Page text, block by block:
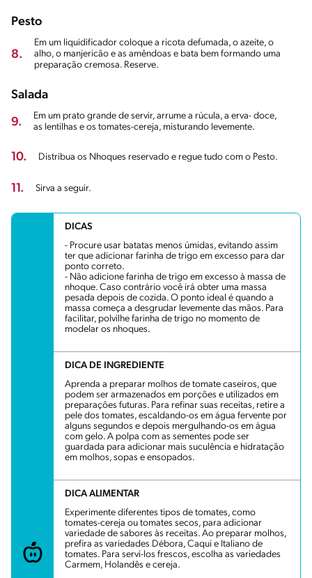
Pesto
8.
Em um liquidificador coloque a ricota defumada, o azeite, o
alho, o manjericão e as amêndoas e bata bem formando uma
preparação cremosa. Reserve.
Salada
9.
Em um prato grande de servir, arrume a rúcula, a erva- doce,
as lentilhas e os tomates-cereja, misturando levemente.
10. Distribua os Nhoques reservado e regue tudo com o Pesto.
11. Sirva a seguir.
DICAS
- Procure usar batatas menos úmidas, evitando assim
ter que adicionar farinha de trigo em excesso para dar
ponto correto.
- Não adicione farinha de trigo em excesso à massa de
nhoque. Caso contrário você irá obter uma massa
pesada depois de cozida. O ponto ideal é quando a
massa começa a desgrudar levemente das mãos. Para
facilitar, polvilhe farinha de trigo no momento de
modelar os nhoques.
DICA DE INGREDIENTE
Aprenda a preparar molhos de tomate caseiros, que
podem ser armazenados em porções e utilizados em
preparações futuras. Para refinar suas receitas, retire a
pele dos tomates, escaldando-os em água fervente por
alguns segundos e depois mergulhando-os em água
com gelo. A polpa com as sementes pode ser
guardada para adicionar mais suculência e hidratação
em molhos, sopas e ensopados.
DICA ALIMENTAR
Experimente diferentes tipos de tomates, como
tomates-cereja ou tomates secos, para adicionar
variedade de sabores às receitas. Ao preparar molhos,
prefira as variedades Débora, Caqui e Italiano de
tomates. Para servi-los frescos, escolha as variedades
Carmem, Holandês e cereja.